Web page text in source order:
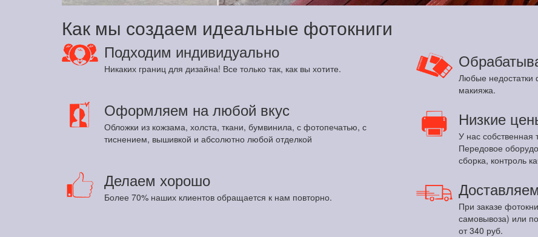
Как мы создаем идеальные фотокниги
Подходим индивидуально
Никаких границ для дизайна! Все только так, как вы хотите.
Любые
макияжа.
Оформляем на любой вкус
Обложки из кожзама, холста, ткани, бумвинила, с фотопечатью, с
тиснением, вышивкой и абсолютно любой отделкой
Низкие
У нас
Передовое
сборка, контроль
Делаем хорошо
Более 70% наших клиентов обращается к нам повторно.
При заказе
самовывоза) или
от 340 руб.